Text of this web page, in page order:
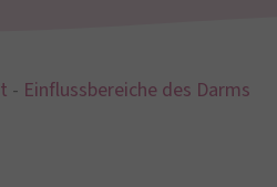
- Einflussbereiche des Darms